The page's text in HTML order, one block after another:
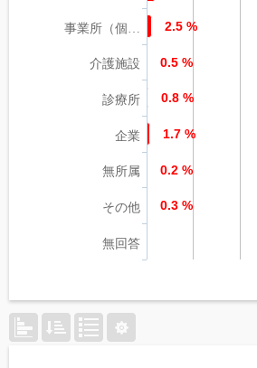
事業所（個…
介護施設
診療所
企業
無所属
その他
無回答
2.5 %
0.5 %
0.8 %
1.7 %
0.2 %
0.3 %